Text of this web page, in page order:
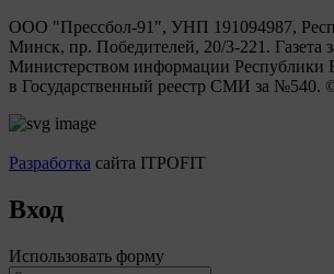
ООО "Прессбол-91", УНП 191094987,
Минск, пр. Победителей, 20/3-221. Газета
Министерством информации Республики
в Государственный реестр СМИ за №540.
Разработка сайта ITPOFIT
Вход
Использовать форму